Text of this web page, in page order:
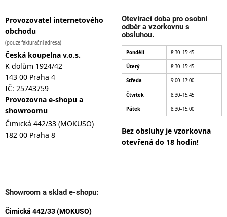
Provozovatel internetového
obchodu
(pouze fakturační adresa)
Česká koupelna v.o.s.
K dolům 1924/42
143 00 Praha 4
IČ: 25743759
Provozovna e-shopu a
showroomu
Čimická 442/33 (MOKUSO)
182 00 Praha 8
Otevírací doba pro osobní
odběr a vzorkovnu s
obsluhou.
Pondělí 8:30–15:45
Úterý 8:30–15:45
Středa 9:00–17:00
Čtvrtek 8:30–15:45
Pátek 8:30–15:00
Bez obsluhy je vzorkovna
otevřená do 18 hodin!
Showroom a sklad e-shopu:
Čimická 442/33 (MOKUSO)